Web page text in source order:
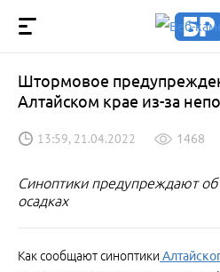
Штормовое
Алтайском крае из-за
13:59, 21.04.2022 1468
Синоптики предупреждают об
осадках
Как сообщают синоптики